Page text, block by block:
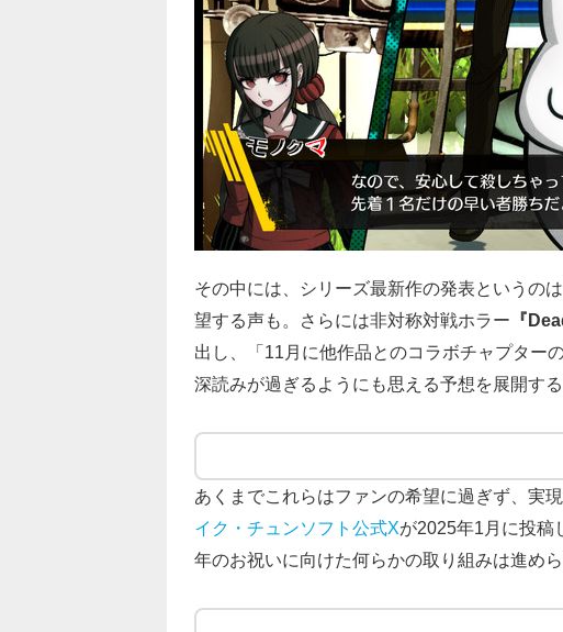
その中には、シリーズ最新作の発表というの
望する声も。さらには非対称対戦ホラー 『
出し、「11月に他作品とのコラボチャプター
深読みが過ぎるようにも思える予想を展開す
あくまでこれらはファンの希望に過ぎず、実
イク・チュンソフト公式Xが2025年1月に投稿
年のお祝いに向けた何らかの取り組みは進めら